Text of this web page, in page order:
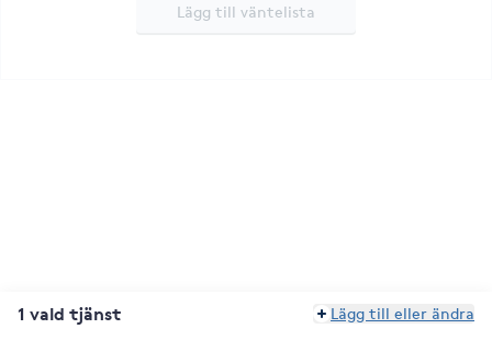
Lägg till väntelista
1 vald tjänst Lägg till eller ändra